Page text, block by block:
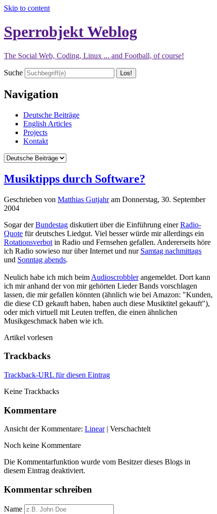
Skip to content
Sperrobjekt Weblog
The Social Web, Coding, Linux ... and Football, of course!
Suche
Navigation
Deutsche Beiträge
English Articles
Projects
Kontakt
Musiktipps durch Software?
Geschrieben von Matthias Gutjahram Donnerstag, 30. September
2004
Sogar derBundestag diskutiert über die Einführung einerRadio-
Quote für deutsches Liedgut. Viel besser würde mir allerdings ein
Rotationsverbot in Radio und Fernsehen gefallen. Andererseits höre
ich Radio sowieso nur über Internet und nur Samtag nachmittags
und Sonntag abends.
Neulich habe ich mich beim Audioscrobblerangemeldet. Dort kann
ich mir anhand der von mir gehörten Lieder Bands vorschlagen
lassen, die mir gefallen könnten (ähnlich wie bei Amazon: "Kunden,
die diese CD gekauft haben, haben auch diese Musiktitel gekauft"),
oder mich virtuell mit Leuten treffen, die einen ähnlichen
Musikgeschmack haben wie ich.
Artikel vorlesen
Trackbacks
Trackback-URL für diesen Eintrag
Keine Trackbacks
Kommentare
Ansicht der Kommentare: Linear| Verschachtelt
Noch keine Kommentare
Die Kommentarfunktion wurde vom Besitzer dieses Blogs in
diesem Eintrag deaktiviert.
Kommentar schreiben
Name